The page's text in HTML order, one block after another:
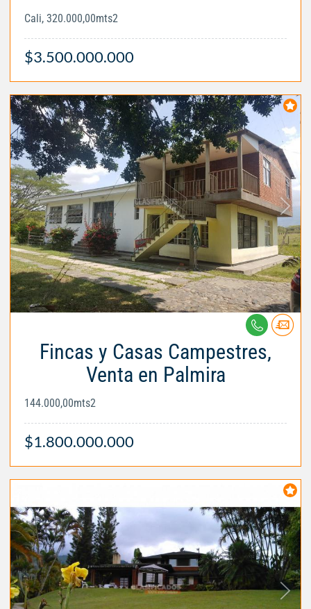
Cali, 320.000,00mts2
$3.500.000.000
Fincas y Casas Campestres,
Venta en Palmira
144.000,00mts2
$1.800.000.000